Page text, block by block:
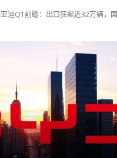
迪Q1前瞻：出口狂飙近32万辆，国